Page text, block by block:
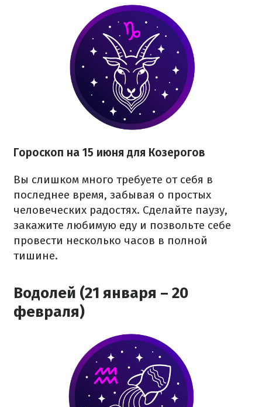
Гороскоп на 15 июня для Козерогов
Вы слишком много требуете от себя в
последнее время, забывая о простых
человеческих радостях. Сделайте паузу,
закажите любимую еду и позвольте себе
провести несколько часов в полной
тишине.
Водолей (21 января – 20
февраля)